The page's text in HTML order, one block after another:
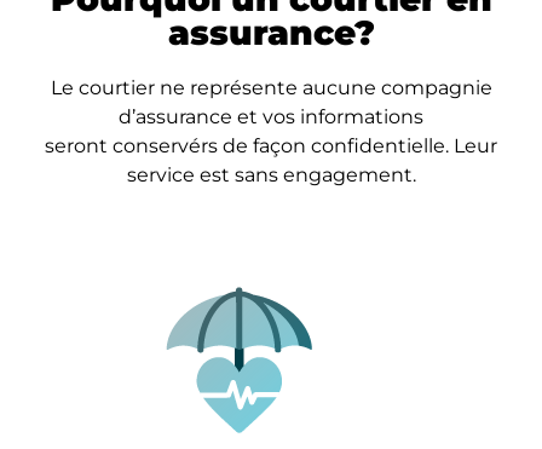
assurance?
Le courtier ne représente aucune compagnie
d’assurance et vos informations
seront conservérs de façon confidentielle. Leur
service est sans engagement.